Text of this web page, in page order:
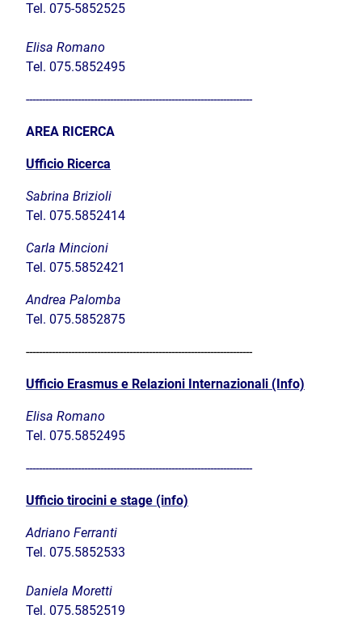
Tel. 075-5852525
Elisa Romano
Tel. 075.5852495
----------------------------------------------------------------------
AREA RICERCA
Ufficio Ricerca
Sabrina Brizioli
Tel. 075.5852414
Carla Mincioni
Tel. 075.5852421
Andrea Palomba
Tel. 075.5852875
----------------------------------------------------------------------
Ufficio Erasmus e Relazioni Internazionali (Info)
Elisa Romano
Tel. 075.5852495
----------------------------------------------------------------------
Ufficio tirocini e stage (info)
Adriano Ferranti
Tel. 075.5852533
Daniela Moretti
Tel. 075.5852519